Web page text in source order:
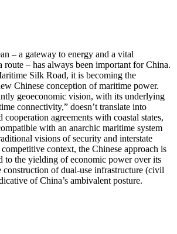
– a gateway to energy and a vital
route – has always been important for China.
Silk Road, it is becoming the
Chinese conception of maritime power.
geoeconomic vision, with its underlying
connectivity,” doesn’t translate into
cooperation agreements with coastal states,
with an anarchic maritime system
visions of security and interstate
context, the Chinese approach is
to the yielding of economic power over its
construction of dual-use infrastructure (civil
of China’s ambivalent posture.